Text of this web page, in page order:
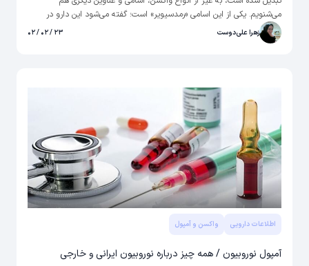
می‌شنویم. یکی از این اسامی «رمدسیویر» است؛ گفته می‌شود این دارو در
درمان بیماران کرونایی بسیار مهم است. همین اهمیت و البته افزایش تعداد
بیماران، باعث کمبود رمدسیویر در بازار نیز شده است. اما این دارو دقیقا
زهرا علی‌دوست ۲۳ / ۰۲ / ۰۲
اطلاعات دارویی واکسن و آمپول
آمپول نوروبیون / همه چیز درباره نوروبیون ایرانی و خارجی